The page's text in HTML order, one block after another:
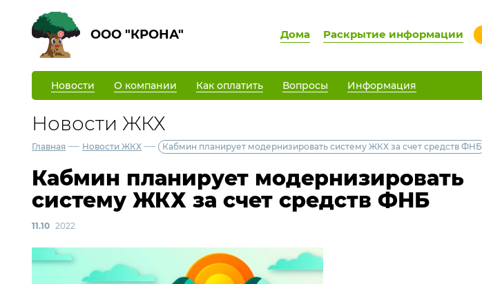
ООО "КРОНА" Дома Раскрытие информации
Новости О компании Как оплатить Вопросы Информация
Новости ЖКХ
Главная — Новости ЖКХ — Кабмин планирует модернизировать систему ЖКХ за счет средств ФНБ
Кабмин планирует модернизировать
систему ЖКХ за счет средств ФНБ
11.10 2022